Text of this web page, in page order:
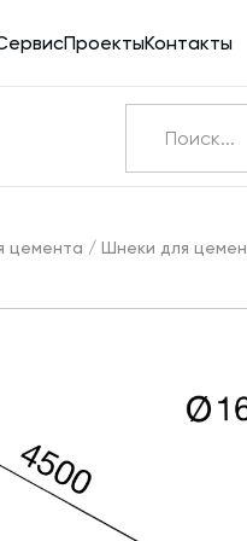
ПроектыКонтакты
Ничего
Конвейерное
Силосы для цемента и
Пневмотранспорт
цемента / Шнеки для